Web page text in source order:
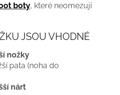
boty, které neomezují
JSOU VHODNÉ
nožky
pata (noha do
nárt